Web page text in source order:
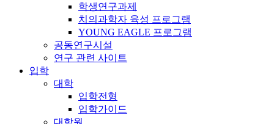
학생연구과제
치의과학자 육성 프로그램
YOUNG EAGLE 프로그램
공동연구시설
연구 관련 사이트
입학
대학
입학전형
입학가이드
대학원